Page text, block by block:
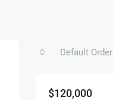
Default Order
$120,000